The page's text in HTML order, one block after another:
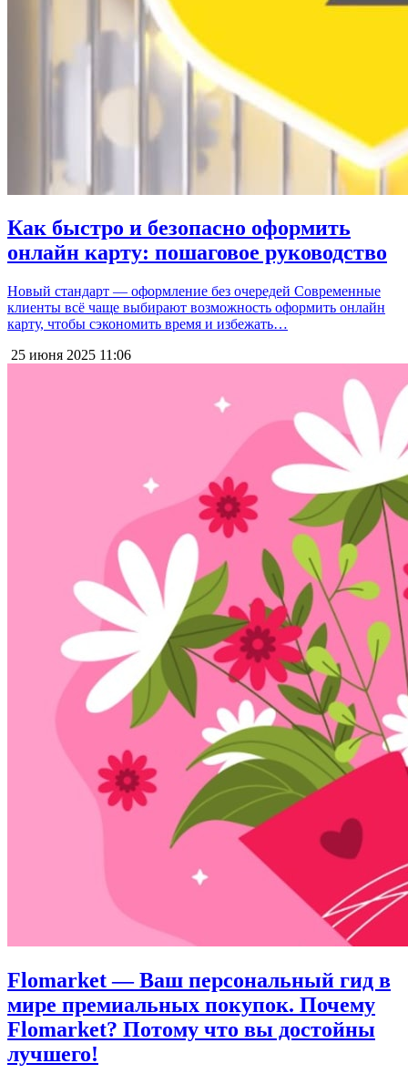
Как быстро и безопасно оформить
онлайн карту: пошаговое руководство
Новый стандарт — оформление без очередей Современные
клиенты всё чаще выбирают возможность оформить онлайн
карту, чтобы сэкономить время и избежать…
25 июня 2025 11:06
Flomarket — Ваш персональный гид в
мире премиальных покупок. Почему
Flomarket? Потому что вы достойны
лучшего!